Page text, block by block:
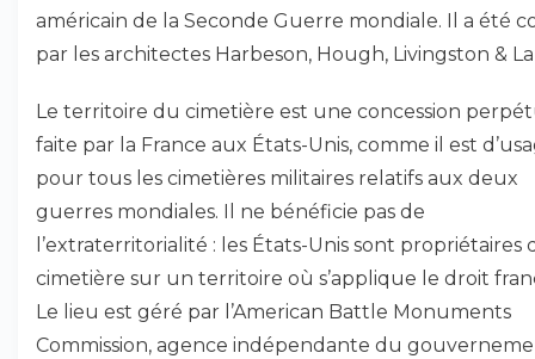
américain de la Seconde Guerre mondiale. Il a été
par les architectes Harbeson, Hough, Livingston &
Le territoire du cimetière est une concession
faite par la France aux États-Unis, comme il est
pour tous les cimetières militaires relatifs aux deux
guerres mondiales. Il ne bénéficie pas de
l’extraterritorialité : les États-Unis sont propriétaires
cimetière sur un territoire où s’applique le droit
Le lieu est géré par l’American Battle Monuments
Commission, agence indépendante du